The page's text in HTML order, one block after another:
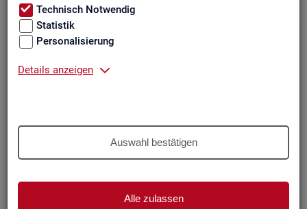
Technisch Notwendig
Statistik
Personalisierung
Details anzeigen
Auswahl bestätigen
Alle zulassen
Bitte wäh­len Sie ein Thema aus
Arbeitszeit und Anforderungsniveau, sowie
den wichtigsten Branchen